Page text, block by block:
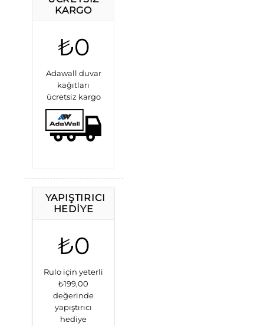
KARGO
₺0
Adawall duvar
kağıtları
ücretsiz kargo
YAPIŞTIRICI
HEDIYE
₺0
Rulo için yeterli
₺199,00
değerinde
yapıştırıcı
hediye